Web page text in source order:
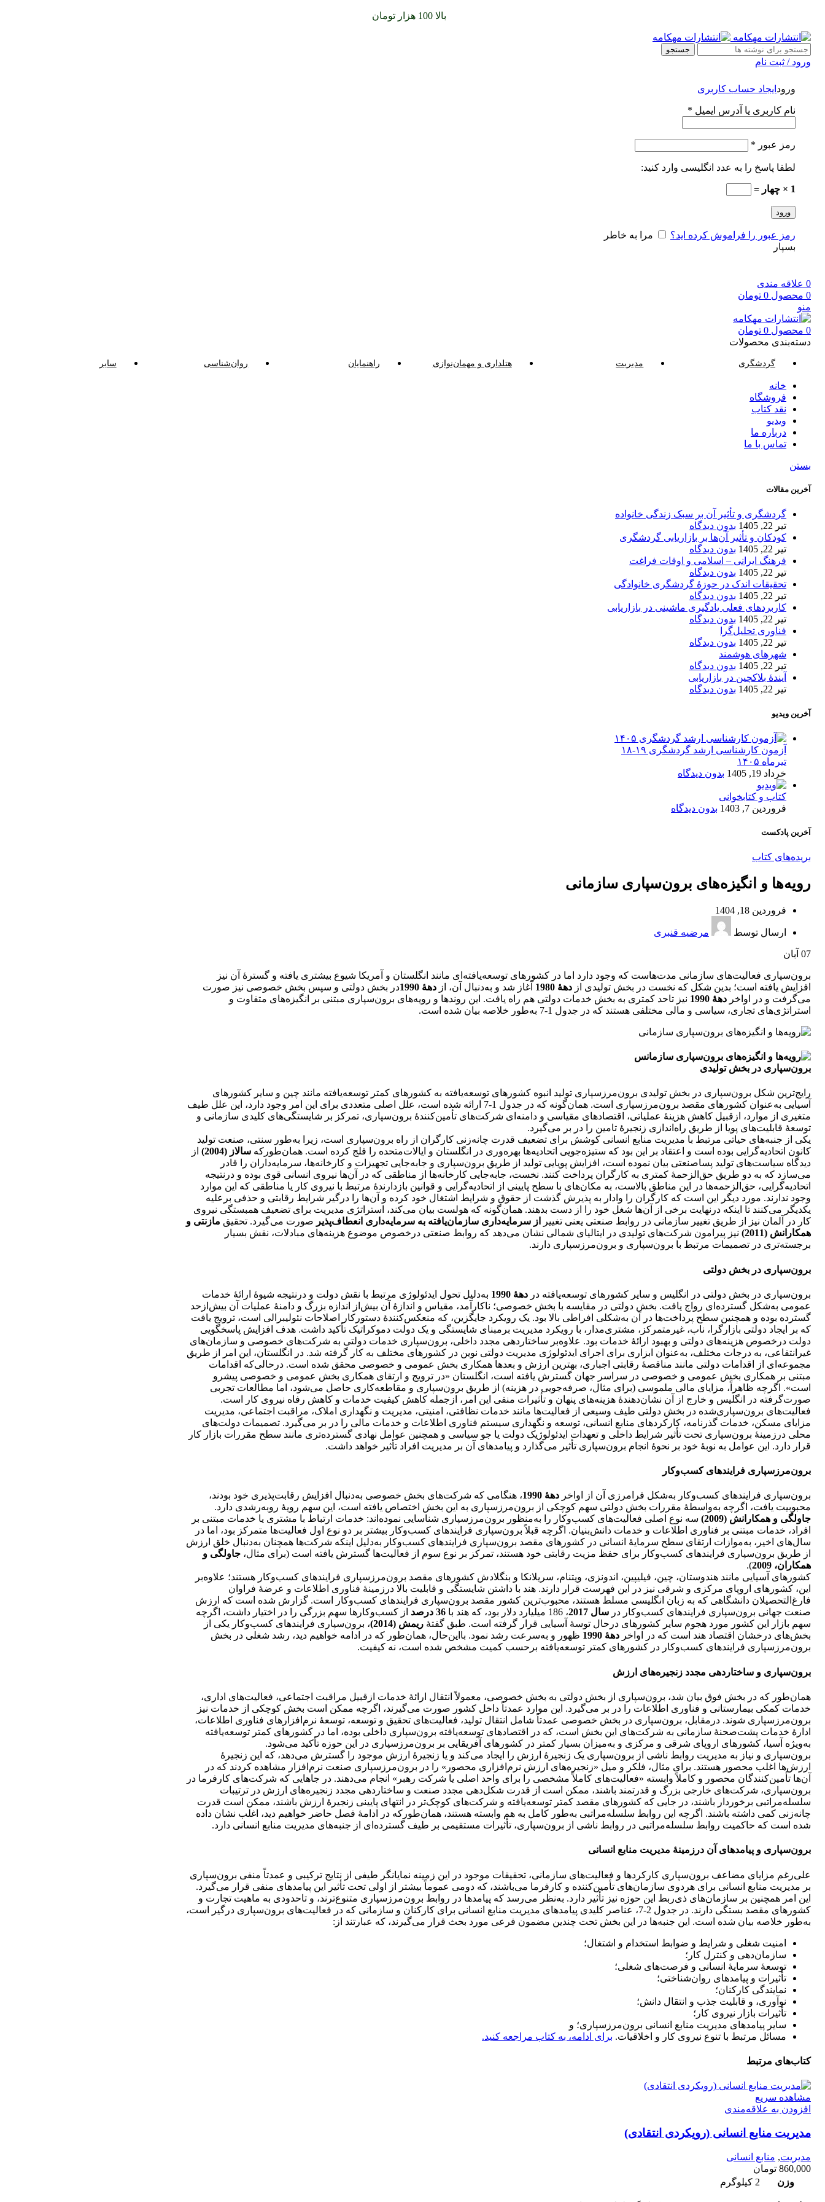
بالا 100 هزار تومان
جستجو
ورود / ثبت نام
ورود ایجاد حساب کاربری
نام کاربری یا آدرس ایمیل *
رمز عبور *
لطفا پاسخ را به عدد انگلیسی وارد کنید:
1 × چهار =
ورود
رمز عبور را فراموش کرده اید؟
مرا به خاطر
بسپار
0 علاقه مندی
0 محصول 0 تومان
منو
0 محصول 0 تومان
دسته‌بندی محصولات
گردشگری مدیریت هتلداری و مهمان‌نوازی راهنمایان روان‌شناسی سایر
خانه
فروشگاه
نقد کتاب
ویدیو
درباره‌ ما
تماس با ما
بریده‌های کتاب
رويه‌ها و انگيزه‌های برون‌سپاری سازمانی
فروردین 18, 1404
ارسال توسط مرضیه قنبری
07 آبان
برون‌سپاری فعالیت‌های سازمانی مدت‌هاست که وجود دارد اما در کشورهای توسعه‌یافته‌ای مانند انگلستان و آمریکا شیوع بیشتری یافته و گسترۀ آن نیز
افزایش یافته است؛ بدین شکل که نخست در بخش تولیدی از دهۀ 1980 آغاز شد و به‌دنبال آن، از دهۀ 1990
در بخش دولتی و سپس بخش خصوصی نیز صورت
می‌گرفت و در اواخر دهۀ 1990
نیز تاحد کمتری به بخش خدمات دولتی هم راه یافت. این روندها و رویه‌های برون‌سپاری مبتنی بر انگیزه‌های متفاوت و
استراتژی‌های تجاری، سیاسی و مالی مختلفی هستند که در جدول 1-7 به‌طور خلاصه بیان شده است.
برون‌سپاری در بخش تولیدی
رایج‌ترین شکل برون‌سپاری در بخش تولیدی برون‌مرزسپاری تولید انبوه کشورهای توسعه‌یافته به کشورهای کمتر توسعه‌یافته مانند چین و سایر کشورهای
آسیایی به‌عنوان کشورهای مقصد برون‌مرزسپاری است. همان‌گونه که در جدول 1-7 ارائه شده است، علل اصلی متعددی برای این امر وجود دارد، این علل طیف
متغیری از موارد، ازقبیل کاهش هزینۀ عملیاتی، اقتصادهای مقیاسی و دامنه‌ای شرکت‌های تأمین‌کنندۀ برون‌سپاری، تمرکز بر شایستگی‌های کلیدی سازمانی و
توسعۀ قابلیت‌های پویا از طریق راه‌اندازی زنجیرۀ تامین را در بر می‌گیرد.
یکی از جنبه‌های حیاتی مرتبط با مدیریت منابع انسانی کوشش برای تضعیف قدرت چانه‌زنی کارگران از راه برون‌سپاری است، زیرا به‌طور سنتی، صنعت تولید
کانون اتحادیه‌گرایی بوده است و اعتقاد بر این بود که ستیزه‌جویی اتحادیه‌ها بهره‌وری در انگلستان و ایالات‌متحده را فلج کرده‌ است. همان‌طورکه سالاز (2004)
از
دیدگاه سیاست‌های تولید پساصنعتی بیان نموده است، افزایش پویایی تولید از طریق برون‌سپاری و جابه‌جایی تجهیزات و کارخانه‌ها، سرمایه‌داران را قادر
می‌سازد که به دو طریق حق‌الزحمۀ کمتری به کارگران پرداخت کنند. نخست، جابه‌جایی کارخانه‌ها از مناطقی که در آن‌ها نیروی انسانی قوی بوده و درنتیجه
اتحادیه‌گرایی، حق‌الزحمه‌ها در این مناطق بالاست، به مکان‌های با سطح پایینی از اتحادیه‌گرایی و قوانین بازدارندۀ مرتبط با نیروی کار یا مناطقی که این موارد
وجود ندارند. مورد دیگر این است که کارگران را وادار به پذیرش گذشت از حقوق و شرایط اشتغال خود کرده و آن‌ها را درگیر شرایط رقابتی و حذفی برعلیه
یکدیگر می‌کنند تا اینکه درنهایت برخی از آن‌ها شغل خود را از دست بدهند. همان‌گونه که هولست بیان می‌کند، استراتژی مدیریت برای تضعیف همبستگی نیروی
کار در آلمان نیز از طریق تغییر سازمانی در روابط صنعتی یعنی تغییر
از سرمایه‌داری سازمان‌یافته به سرمایه‌داری انعطاف‌پذیر صورت می‌گیرد. تحقیق مازنتی و
همکارانش (2011)
نیز پیرامون شرکت‌های تولیدی در ایتالیای شمالی نشان می‌دهد که روابط صنعتی درخصوص موضوع هزینه‌های مبادلات، نقش بسیار
برجسته‌تری در تصمیمات مرتبط با برون‌سپاری و برون‌مرزسپاری دارند.
برون‌سپاری در بخش دولتی
برون‌سپاری در بخش دولتی در انگلیس و سایر کشورهای توسعه‌یافته در دهۀ 1990
به‌دلیل تحول ایدئولوژی مرتبط با نقش دولت و درنتیجه شیوۀ ارائۀ خدمات
عمومی به‌شکل گسترده‌ای رواج یافت. بخش دولتی در مقایسه با بخش خصوصی؛ ناکارآمد، مقیاس و اندازۀ آن بیش‌از اندازه بزرگ و دامنۀ عملیات آن بیش‌ازحد
گسترده بوده و همچنین سطح پرداخت‌ها در آن به‌شکلی افراطی بالا بود. یک رویکرد جایگزین، که منعکس‌کنندۀ دستورکار اصلاحات نئولیبرالی است، ترویج یافت
که بر ایجاد دولتی بازارگرا، ناب، غیرمتمرکز، مشتری‌مدار، با رویکرد مدیریت برمبنای شایستگی و یک دولت دموکراتیک تأکید داشت. هدف افزایش پاسخگویی
دولت درخصوص هزینه‌های دولتی و بهبود ارائۀ خدمات بود. علاوه‌بر ساختاردهی ‌مجدد داخلی، برون‌سپاری خدمات دولتی به شرکت‌های خصوصی و سازمان‌های
غیرانتفاعی، به درجات مختلف، به‌عنوان ابزاری برای اجرای ایدئولوژی مدیریت دولتی نوین در کشورهای مختلف به کار گرفته شد. در انگلستان، این امر از طریق
مجموعه‌ای از اقدامات دولتی مانند مناقصۀ رقابتی اجباری، بهترین ارزش و بعدها همکاری بخش عمومی و خصوصی محقق شده است. درحالی‌که اقدامات
مبتنی بر همکاری بخش عمومی و خصوصی در سراسر جهان گسترش یافته است، انگلستان «در ترویج و ارتقای همکاری بخش عمومی و خصوصی پیشرو
است». اگرچه ظاهراً، مزایای مالی ملموسی (برای مثال، صرفه‌جویی در هزینه) از طریق برون‌سپاری و مقاطعه‌کاری حاصل می‌شود، اما مطالعات تجربی
صورت‌گرفته در انگلیس و خارج از آن نشان‌دهندۀ هزینه‌های پنهان و تأثیرات منفی این امر، ازجمله کاهش کیفیت خدمات و کاهش رفاه نیروی کار است.
فعالیت‌های برون‌سپاری‌شده در بخش دولتی طیف وسیعی از فعالیت‌ها مانند خدمات نظافتی، امنیتی، مدیریت و نگهداری املاک، مراقبت اجتماعی، مدیریت
مزایای مسکن، خدمات گذرنامه، کارکردهای منابع انسانی، توسعه و نگهداری سیستم فناوری اطلاعات و خدمات مالی را در بر می‌گیرد. تصمیمات دولت‌های
محلی درزمینۀ برون‌سپاری تحت تأثیر شرایط داخلی و تعهدات ایدئولوژیک دولت یا جو سیاسی و همچنین عوامل نهادی گسترده‌تری مانند سطح مقررات بازار کار
قرار دارد. این عوامل به نوبۀ خود بر نحوۀ انجام برون‌سپاری تأثیر می‌گذارد و پیامدهای آن بر مدیریت افراد تأثیر خواهد داشت.
برون‌مرزسپاری فرایند‌های ‌کسب‌وکار
برون‌سپاری فرایند‌های ‌کسب‌وکار به‌شکل فرامرزی آن از اواخر دهۀ 1990
، هنگامی که شرکت‌های بخش خصوصی به‌دنبال افزایش رقابت‌پذیری خود بودند،
محبوبیت یافت، اگرچه به‌واسطۀ مقررات بخش دولتی سهم کوچکی از برون‌مرزسپاری به این بخش اختصاص یافته است، این سهم رویۀ روبه‌رشدی دارد.
جاولگی و همکارانش (2009)
سه نوع اصلی فعالیت‌های ‌کسب‌وکار را به‌منظور برون‌مرزسپاری شناسایی نموده‌اند: خدمات ارتباط با مشتری یا خدمات مبتنی بر
افراد، خدمات مبتنی بر فناوری اطلاعات و خدمات دانش‌بنیان. اگرچه قبلاً برون‌سپاری فرایند‌های ‌کسب‌وکار بیشتر بر دو نوع اول فعالیت‌ها متمرکز بود، اما در
سال‌های اخیر، به‌موازات ارتقای سطح سرمایۀ انسانی در کشورهای مقصد برون‌سپاری فرایند‌های ‌کسب‌وکار به‌دلیل اینکه شرکت‌ها همچنان به‌دنبال خلق ارزش
از طریق برون‌سپاری فرایند‌های ‌کسب‌وکار برای حفظ مزیت رقابتی خود هستند، تمرکز بر نوع سوم از فعالیت‌ها گسترش یافته است (برای مثال، جاولگی و
همکاران، 2009
).
کشورهای آسیایی مانند هندوستان، چین، فیلیپین، اندونزی، ویتنام، سریلانکا و بنگلادش کشورهای مقصد برون‌مرزسپاری فرایند‌های ‌کسب‌وکار هستند؛ علاوه‌بر
این، کشورهای اروپای مرکزی و شرقی نیز در این فهرست قرار دارند. هند با داشتن شایستگی و قابلیت بالا درزمینۀ فناوری اطلاعات و عرضۀ فراوان
فارغ‌التحصیلان دانشگاهی که به زبان انگلیسی مسلط هستند، محبوب‌ترین کشور مقصد برون‌سپاری فرایند‌های ‌کسب‌وکار است. گزارش شده است که ارزش
صنعت جهانی برون‌سپاری فرایند‌های ‌کسب‌وکار در سال 2017 ، 186 میلیارد دلار بود، که هند با
از ‌کسب‌وکارها سهم بزرگی را در اختیار داشت، اگرچه
سهم بازار این کشور مورد هجوم سایر کشورهای درحال توسۀ آسیایی قرار گرفته است. طبق گفتۀ ریمش (2014)
، برون‌سپاری فرایند‌های ‌کسب‌وکار یکی از
بخش‌های درخشان اقتصاد هند است که در اواخر دهۀ 1990
ظهور و به‌سرعت رشد نمود. بااین‌حال، همان‌طور که در ادامه خواهیم دید، رشد شغلی در بخش
برون‌مرزسپاری فرایند‌های ‌کسب‌وکار در کشورهای کمتر توسعه‌یافته برحسب کمیت مشخص شده است، نه کیفیت.
برون‌سپاری و ساختاردهی مجدد زنجیره‌های ارزش
همان‌طور که در بخش فوق بیان شد، برون‌سپاری از بخش دولتی به بخش خصوصی، معمولاً انتقال ارائۀ خدمات ازقبیل مراقبت اجتماعی، فعالیت‌های اداری،
خدمات کمکی بیمارستانی و فناوری اطلاعات را در بر می‌گیرد. این موارد عمدتاً داخل کشور صورت می‌گیرند، اگرچه ممکن است بخش کوچکی از خدمات نیز
برون‌مرزسپاری شوند. درمقابل، برون‌سپاری در بخش خصوصی عمدتاً شامل انتقال تولید، فعالیت‌های تحقیق و توسعه، توسعۀ نرم‌افزارهای فناوری اطلاعات،
ادارۀ خدمات پشت‌صحنۀ سازمانی به شرکت‌های این بخش است، که در اقتصادهای توسعه‌یافته برون‌سپاری داخلی بوده، اما در کشورهای کمتر توسعه‌یافته
به‌ویژه آسیا، کشورهای اروپای شرقی و مرکزی و به‌میزان بسیار کمتر در کشورهای آفریقایی بر برون‌مرزسپاری در این حوزه تأکید می‌شود.
برون‌سپاری و نیاز به مدیریت روابط ناشی از برون‌سپاری یک زنجیرۀ ارزش را ایجاد می‌کند و یا زنجیرۀ ارزش موجود را گسترش می‌دهد، که این زنجیرۀ
ارزش‌ها اغلب محصور هستند. برای مثال، فلکر و میل «زنجیره‌های ارزش نرم‌افزاری محصور» را در برون‌مرزسپاری صنعت نرم‌افزار مشاهده کردند که در
آن‌ها تأمین‌کنندگان محصور و کاملاً وابسته «فعالیت‌های کاملاً مشخصی را برای واحد اصلی یا شرکت رهبر» انجام می‌دهند. در جاهایی که شرکت‌های کارفرما در
برون‌سپاری، شرکت‌های خارجی بزرگ و قدرتمند باشند، ممکن است از قدرت شکل‌دهی مجدد صنعت و ساختاردهی مجدد زنجیره‌های ارزش در ترتیبات
سلسله‌مراتبی برخوردار باشند، در جایی که کشورهای مقصد کمتر توسعه‌یافته و شرکت‌های کوچک‌تر در انتهای پایینی زنجیرۀ ارزش باشند، ممکن است قدرت
چانه‌زنی کمی داشته باشند. اگرچه این روابط سلسله‌مراتبی به‌طور کامل به هم وابسته هستند، همان‌طورکه در ادامۀ فصل حاضر خواهیم دید، اغلب نشان داده
شده ‌است که حاکمیت روابط سلسله‌مراتبی در روابط ناشی از برون‌سپاری، تأثیرات مستقیمی بر طیف گسترده‌ای از جنبه‌های مدیریت منابع انسانی دارد.
برون‌سپاری و پیامدهای آن درزمینۀ مدیریت منابع انسانی
علی‌رغم مزایای مضاعف برون‌سپاری کارکردها و فعالیت‌های سازمانی، تحقیقات موجود در این زمینه نمایانگر طیفی از نتایج ترکیبی و عمدتاً منفی برون‌سپاری
بر مدیریت منابع انسانی برای هردوی سازمان‌های تأمین‌کننده و کارفرما می‌باشند، که دومی عموماً بیشتر از اولی تحت تأثیر این پیامدهای منفی قرار می‌گیرد.
این امر همچنین بر سازمان‌های ذی‌ربط این حوزه نیز تأثیر دارد. به‌نظر می‌رسد که پیامدها در روابط برون‌مرزسپاری متنوع‌ترند، و تاحدودی به ماهیت تجارت و
کشورهای مقصد بستگی دارند. در جدول 2-7، عناصر کلیدی پیامدهای مدیریت منابع انسانی برای کارکنان و سازمانی که در فعالیت‌های برون‌سپاری درگیر است،
به‌طور خلاصه بیان شده است. این جنبه‌ها در این بخش تحت چندین مضمون فرعی مورد بحث قرار می‌گیرند، که عبارتند از:
امنیت شغلی و شرایط و ضوابط استخدام و اشتغال؛
سازما‌ن‌دهی و کنترل کار؛
توسعۀ سرمایۀ انسانی و فرصت‌های شغلی؛
تأثیرات و پیامدهای روان‌شناختی؛
نمایندگی کارکنان؛
نوآوری، و قابلیت جذب و انتقال دانش؛
تأثیرات بازار نیروی کار؛
سایر پیامدهای مدیریت منابع انسانی برون‌مرز‌سپاری؛ و
مسائل مرتبط با تنوع نیروی کار و اخلاقیات. برای ادامه، به کتاب مراجعه کنید.
کتاب‌های مرتبط
مشاهده سریع
افزودن به علاقه‌مندی
مدیریت منابع انسانی (رویکردی انتقادی)
مدیریت, منابع انسانی
860,000 تومان
وزن
2 کیلوگرم
بستن
آخرین مقالات
گردشگری و تأثیر آن بر سبک زندگی خانواده
تیر 22, 1405
بدون دیدگاه
کودکان و تأثیر آن‌ها بر بازاریابی گردشگری
تیر 22, 1405
بدون دیدگاه
فرهنگ ایرانی – اسلامی و اوقات فراغت
تیر 22, 1405
بدون دیدگاه
تحقیقات اندک در حوزۀ گردشگری خانوادگی
تیر 22, 1405
بدون دیدگاه
کاربردهای فعلی یادگیری ماشینی در بازاریابی
تیر 22, 1405
بدون دیدگاه
فناوری تحلیل‌گرا
تیر 22, 1405
بدون دیدگاه
شهرهای هوشمند
تیر 22, 1405
بدون دیدگاه
آیندۀ بلاکچین در بازاریابی
تیر 22, 1405
بدون دیدگاه
آخرین ویدیو
آزمون کارشناسی ارشد گردشگری ۱۹-۱۸
تیرماه ۱۴۰۵
خرداد 19, 1405
بدون دیدگاه
کتاب و کتابخوانی
فروردین 7, 1403
بدون دیدگاه
آخرین پادکست